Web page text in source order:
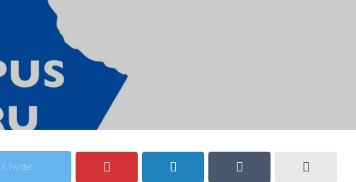
X Twitter